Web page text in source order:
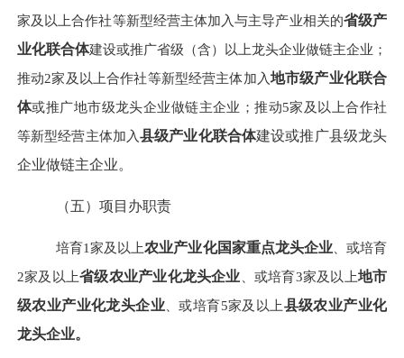
家及以上合作社等新型经营主体加入与主导产业相关的省级产
业化联合体建设或推广省级（含）以上龙头企业做链主企业；
推动2家及以上合作社等新型经营主体加入地市级产业化联合
体或推广地市级龙头企业做链主企业；推动5家及以上合作社
等新型经营主体加入县级产业化联合体建设或推广县级龙头
企业做链主企业。
（五）项目办职责
培育1家及以上农业产业化国家重点龙头企业、或培育
2家及以上省级农业产业化龙头企业 、或培育3家及以上地市
级农业产业化龙头企业 、或培育5家及以上县级农业产业化
龙头企业。